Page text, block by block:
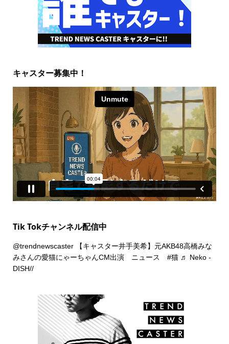
キャスター募集中！
Tik Tokチャンネル配信中
@trendnewscaster【キャスター井手美希】元AKB48高橋みな
みさんの愛猫にゃーちゃんCM出演 ニュース #猫 ♬ Neko -
DISH//